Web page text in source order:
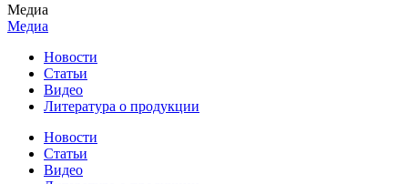
Медиа
Медиа
Новости
Статьи
Видео
Литература о продукции
Новости
Статьи
Видео